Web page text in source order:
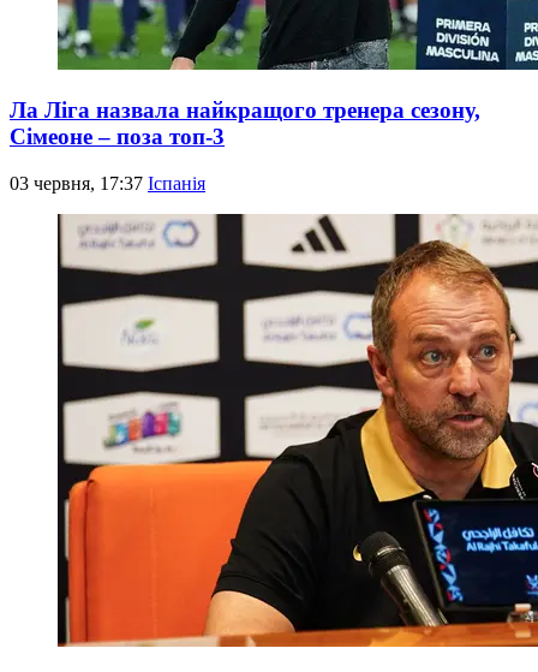
Ла Ліга назвала найкращого тренера сезону,
Сімеоне – поза топ-3
03 червня, 17:37 Іспанія